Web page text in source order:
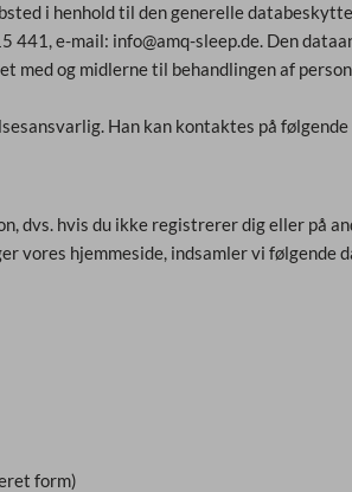
i henhold til den generelle
e-mail: info@amq-sleep.de. Den
med og midlerne til behandlingen af
Han kan kontaktes på
dvs. hvis du ikke registrerer dig eller på
vores hjemmeside, indsamler vi følgende
form)